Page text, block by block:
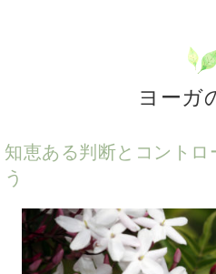
ヨーガ
知恵ある判断とコントロ
う